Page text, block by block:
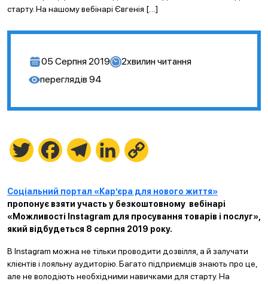
старту. На нашому вебінарі Євгенія […]
05 Серпня 2019 2хвилин читання
переглядів 94
Twitter FacebookTelegramLinkedIn
Соціальний портал «Кар’єра для нового життя»
пропонує взяти участь у безкоштовному вебінарі
«Можливості Instagram для просування товарів і послуг»,
який відбудеться 8 серпня 2019 року.
В Instagram можна не тільки проводити дозвілля, а й залучати
клієнтів і лояльну аудиторію. Багато підприємців знають про це,
але не володіють необхідними навичками для старту. На